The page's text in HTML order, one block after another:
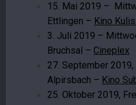
15. Mai 2019 –
Ettlingen – Kino
3. Juli 2019 –
Bruchsal – Cineplex
27. September
Alpirsbach – Kino
25. Oktober 2019,